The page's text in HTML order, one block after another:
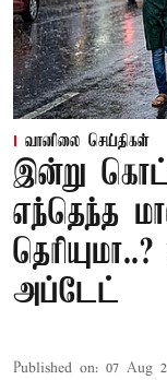
வானிலை செய்திகள்
இன்று
எந்தெந்த
அப்டேட்
Published on: 07 Aug